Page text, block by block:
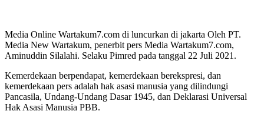
Media Online Wartakum7.com di luncurkan di jakarta Oleh PT.
Media New Wartakum, penerbit pers Media Wartakum7.com,
Aminuddin Silalahi. Selaku Pimred pada tanggal 22 Juli 2021.
Kemerdekaan berpendapat, kemerdekaan berekspresi, dan
kemerdekaan pers adalah hak asasi manusia yang dilindungi
Pancasila, Undang-Undang Dasar 1945, dan Deklarasi Universal
Hak Asasi Manusia PBB.